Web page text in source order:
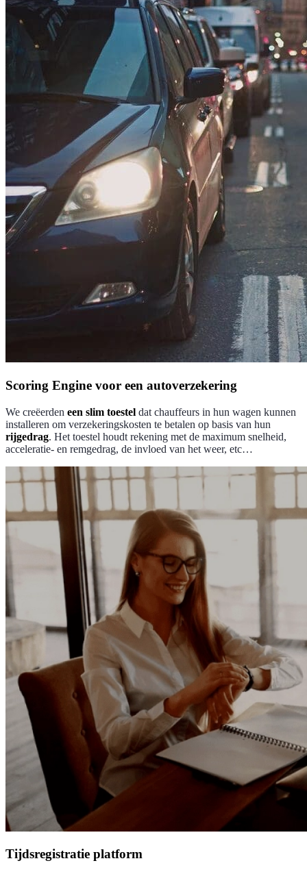
Scoring Engine voor een autoverzekering
We creëerden een slim toestel dat chauffeurs in hun wagen kunnen
installeren om verzekeringskosten te betalen op basis van hun
rijgedrag. Het toestel houdt rekening met de maximum snelheid,
acceleratie- en remgedrag, de invloed van het weer, etc…
Tijdsregistratie platform